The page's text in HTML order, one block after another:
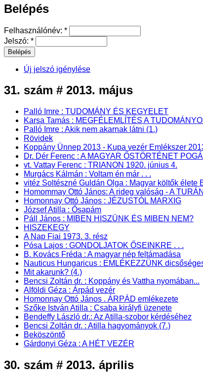
Belépés
Felhasználónév: *
Jelszó: *
Új jelszó igénylése
31. szám # 2013. május
Palló Imre : TUDOMÁNY ÉS KEGYELET
Karsa Tamás : MEGFÉLEMLÍTÉS A
Palló Imre : Akik nem akarnak látni (1.)
Rövidek
Koppány Ünnep 2013 - Kupa vezér Emlékszer
Dr. Dér Ferenc : A MAGYAR ŐSTÖRTÉNET
vt. Vattay Ferenc : TRIANON 1920. június 4.
Murgács Kálmán : Voltam én már . . .
vitéz Soltészné Guldán Olga : Magyar költők élete
Homommay Ottó János: A rideg valóság - A
Homonnay Ottó János : JÉZUSTÓL MARXIG
József Atilla : Ősapám
Páll János : MIBEN HISZÜNK ÉS MIBEN NEM?
HISZEKEGY
A Nap Fiai 1973. 3. rész
Pósa Lajos : GONDOLJATOK ŐSEINKRE . . .
B. Kovács Fréda : A magyar nép feltámadása
Nauticus Hungaricus : EMLÉKEZZÜNK
Mit akarunk? (4.)
Bencsi Zoltán dr. : Koppány és Vattha nyomában...
Alföldi Géza : Árpád vezér
Homonnay Ottó János . ÁRPÁD emlékezete
Szőke István Atilla : Csaba királyfi üzenete
Bendeffy László dr.: Az Atilla-szobor kérdéséhez
Bencsi Zoltán dr. : Atilla hagyományok (7.)
Beköszöntő
Gárdonyi Géza : A HÉT VEZÉR
30. szám # 2013. április